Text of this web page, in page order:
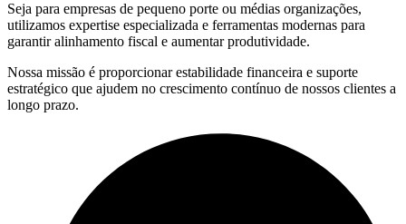
Seja para empresas de pequeno porte ou médias organizações,
utilizamos expertise especializada e ferramentas modernas para
garantir alinhamento fiscal e aumentar produtividade.
Nossa missão é proporcionar estabilidade financeira e suporte
estratégico que ajudem no crescimento contínuo de nossos clientes a
longo prazo.